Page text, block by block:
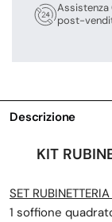
Assistenza
post-
Descrizione
KIT
SET
1 soffione